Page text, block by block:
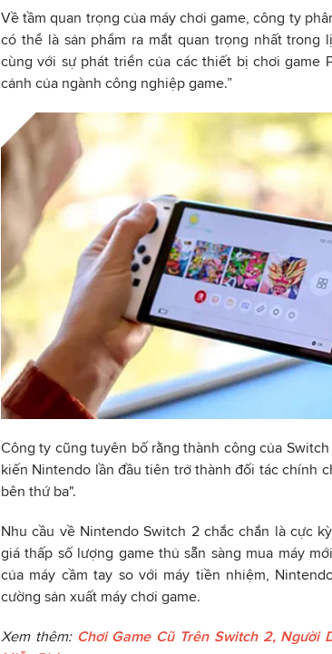
Về tầm quan trọng của máy chơi game, công ty
có thể là sản phẩm ra mắt quan trọng nhất trong
cùng với sự phát triển của các thiết bị chơi game
cảnh của ngành công nghiệp game.”
Công ty cũng tuyên bố rằng thành công của
kiến ​​Nintendo lần đầu tiên trở thành đối tác chính
bên thứ ba".
Nhu cầu về Nintendo Switch 2 chắc chắn là cực
giá thấp số lượng game thủ sẵn sàng mua máy
của máy cầm tay so với máy tiền nhiệm,
cường sản xuất máy chơi game.
Xem thêm: Chơi Game Cũ Trên Switch 2, Người